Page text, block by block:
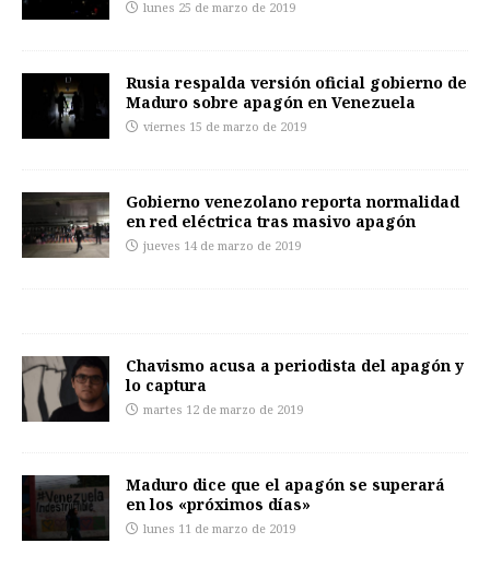
lunes 25 de marzo de 2019
Rusia respalda versión oficial gobierno de
Maduro sobre apagón en Venezuela
viernes 15 de marzo de 2019
Gobierno venezolano reporta normalidad
en red eléctrica tras masivo apagón
jueves 14 de marzo de 2019
Chavismo acusa a periodista del apagón y
lo captura
martes 12 de marzo de 2019
Maduro dice que el apagón se superará
en los «próximos días»
lunes 11 de marzo de 2019